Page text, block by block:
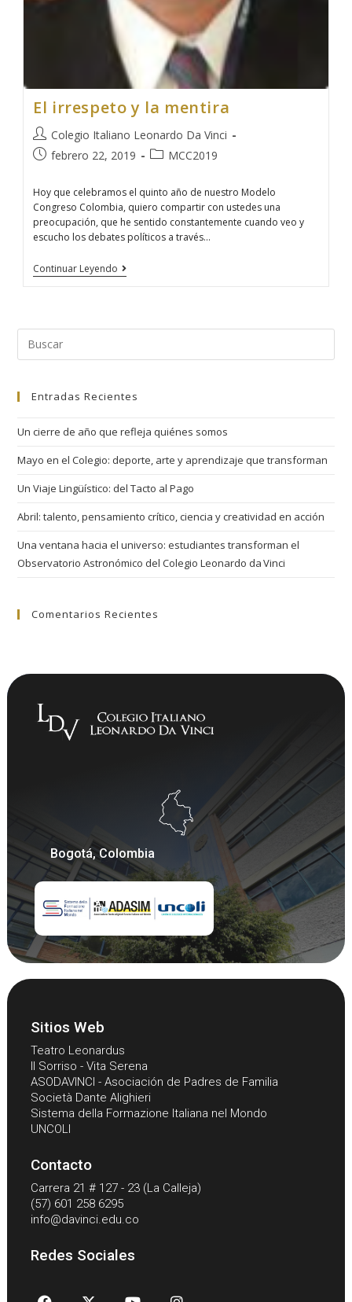
El irrespeto y la mentira
Colegio Italiano Leonardo Da Vinci
febrero 22, 2019
MCC2019
Hoy que celebramos el quinto año de nuestro Modelo
Congreso Colombia, quiero compartir con ustedes una
preocupación, que he sentido constantemente cuando veo y
escucho los debates políticos a través…
Continuar Leyendo
Entradas Recientes
Un cierre de año que refleja quiénes somos
Mayo en el Colegio: deporte, arte y aprendizaje que transforman
Un Viaje Lingüístico: del Tacto al Pago
Abril: talento, pensamiento crítico, ciencia y creatividad en acción
Una ventana hacia el universo: estudiantes transforman el
Observatorio Astronómico del Colegio Leonardo da Vinci
Comentarios Recientes
Bogotá, Colombia
Sitios Web
Teatro Leonardus
Il Sorriso - Vita Serena
ASODAVINCI - Asociación de Padres de Familia
Società Dante Alighieri
Sistema della Formazione Italiana nel Mondo
UNCOLI
Contacto
Carrera 21 # 127 - 23 (La Calleja)
(57) 601 258 6295
info@davinci.edu.co
Redes Sociales